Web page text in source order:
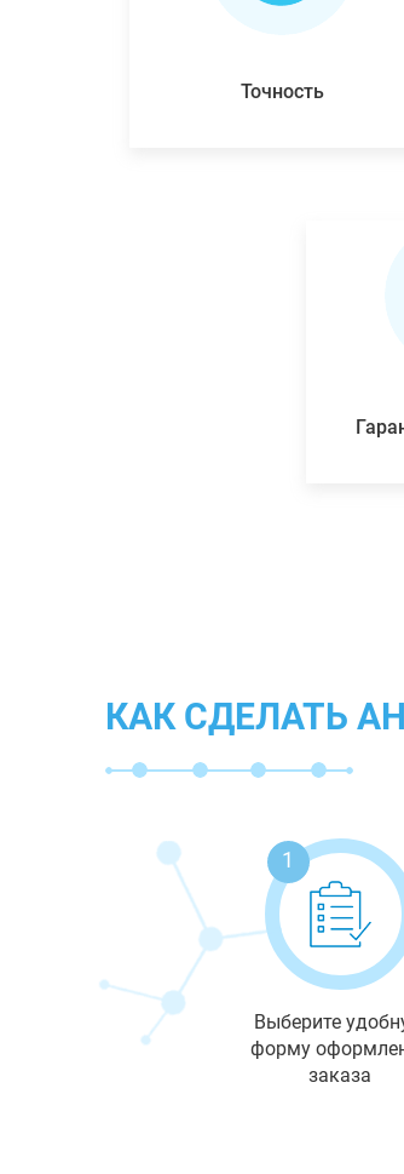
Точность
КАК СДЕЛАТЬ
1
Выберите
форму
заказа